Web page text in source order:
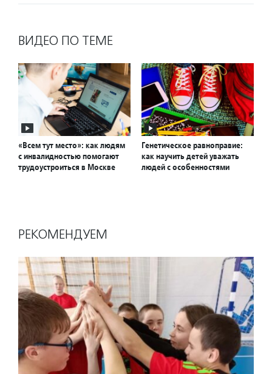
ВИДЕО ПО ТЕМЕ
«Всем тут место»: как людям
с инвалидностью помогают
трудоустроиться в Москве
Генетическое равноправие:
как научить детей уважать
людей с особенностями
РЕКОМЕНДУЕМ